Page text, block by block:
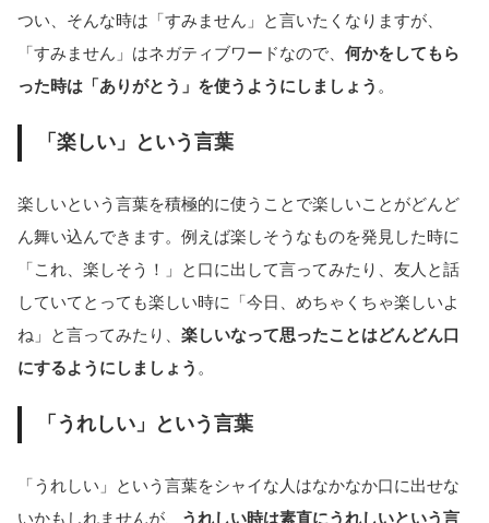
つい、そんな時は「すみません」と言いたくなりますが、
「すみません」はネガティブワードなので、 何かをしてもら
った時は「ありがとう」を使うようにしましょう 。
「楽しい」という言葉
楽しいという言葉を積極的に使うことで楽しいことがどんど
ん舞い込んできます。例えば楽しそうなものを発見した時に
「これ、楽しそう！」と口に出して言ってみたり、友人と話
していてとっても楽しい時に「今日、めちゃくちゃ楽しいよ
ね」と言ってみたり、 楽しいなって思ったことはどんどん口
にするようにしましょう 。
「うれしい」という言葉
「うれしい」という言葉をシャイな人はなかなか口に出せな
いかもしれませんが、
うれしい時は素直にうれしいという言